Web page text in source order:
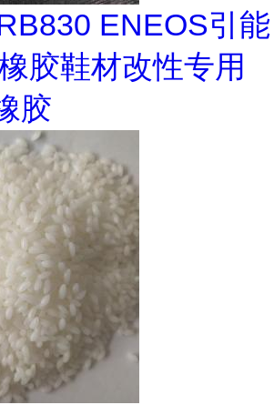
ENEOS引能
胶鞋材改性专用
胶